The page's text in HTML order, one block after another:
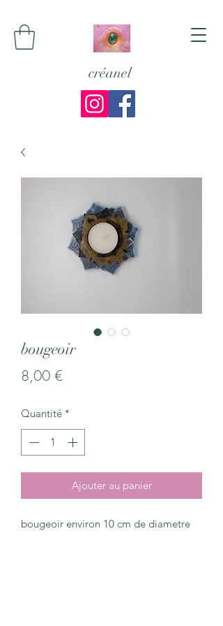
créanel
bougeoir
8,00 €Prix
Quantité *
Ajouter au panier
bougeoir environ 10 cm de diametre